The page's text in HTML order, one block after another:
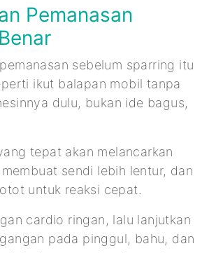
Pemanasan
sebelum sparring itu
ikut balapan mobil tanpa
dulu, bukan ide bagus,
tepat akan melancarkan
sendi lebih lentur, dan
untuk reaksi cepat.
cardio ringan, lalu lanjutkan
pada pinggul, bahu, dan